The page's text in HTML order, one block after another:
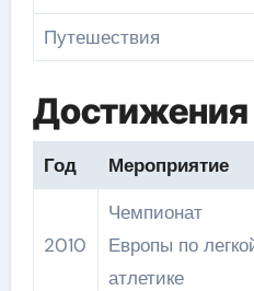
Путешествия
Достижения
Год Мероприятие
2010
Чемпионат
Европы по
атлетике